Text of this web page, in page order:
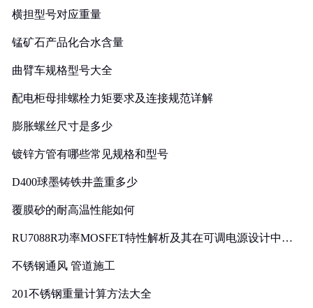
横担型号对应重量
锰矿石产品化合水含量
曲臂车规格型号大全
配电柜母排螺栓力矩要求及连接规范详解
膨胀螺丝尺寸是多少
镀锌方管有哪些常见规格和型号
D400球墨铸铁井盖重多少
覆膜砂的耐高温性能如何
RU7088R功率MOSFET特性解析及其在可调电源设计中的
不锈钢通风 管道施工
201不锈钢重量计算方法大全